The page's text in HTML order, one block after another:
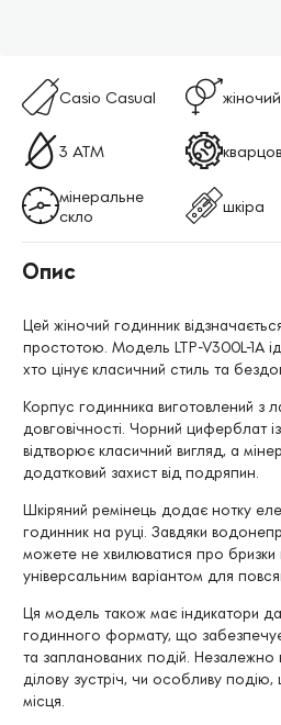
Casio Casual жіночий
3 АТМ
мінеральне
скло
шкіра
Опис
Цей жіночий годинник
простотою. Модель LTP-V300L-1A
хто цінує класичний стиль та
Корпус годинника виготовлений з
довговічності. Чорний циферблат
відтворює класичний вигляд, а
додатковий захист від подряпин.
Шкіряний ремінець додає нотку
годинник на руці. Завдяки
можете не хвилюватися про
універсальним варіантом для
Ця модель також має індикатори
годинного формату, що забезпечує
та запланованих подій. Незалежно
ділову зустріч, чи особливу
місця.